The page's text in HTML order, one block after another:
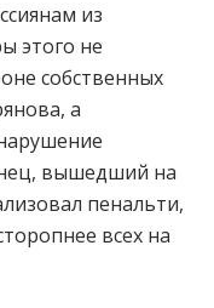
из
этого не
собственных
а
вышедший на
пенальти,
всех на